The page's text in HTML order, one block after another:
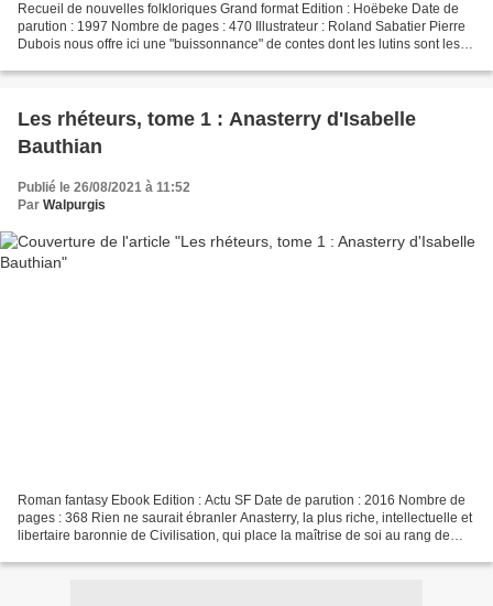
Recueil de nouvelles folkloriques Grand format Edition : Hoëbeke Date de
parution : 1997 Nombre de pages : 470 Illustrateur : Roland Sabatier Pierre
Dubois nous offre ici une "buissonnance" de contes dont les lutins sont les
Les rhéteurs, tome 1 : Anasterry d'Isabelle
Bauthian
Publié le 26/08/2021 à 11:52
Par Walpurgis
Roman fantasy Ebook Edition : Actu SF Date de parution : 2016 Nombre de
pages : 368 Rien ne saurait ébranler Anasterry, la plus riche, intellectuelle et
libertaire baronnie de Civilisation, qui place la maîtrise de soi au rang de